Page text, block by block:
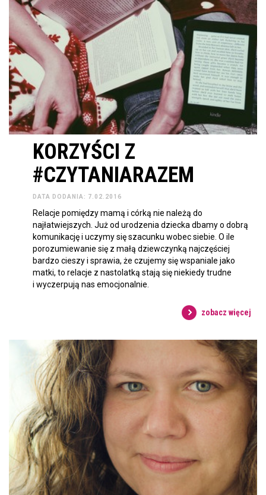
KORZYŚCI Z
#CZYTANIARAZEM
DATA DODANIA: 7.02.2016
Relacje pomiędzy mamą i córką nie należą do
najłatwiejszych. Już od urodzenia dziecka dbamy o dobrą
komunikację i uczymy się szacunku wobec siebie. O ile
porozumiewanie się z małą dziewczynką najczęściej
bardzo cieszy i sprawia, że czujemy się wspaniale jako
matki, to relacje z nastolatką stają się niekiedy trudne
i wyczerpują nas emocjonalnie.
zobacz więcej